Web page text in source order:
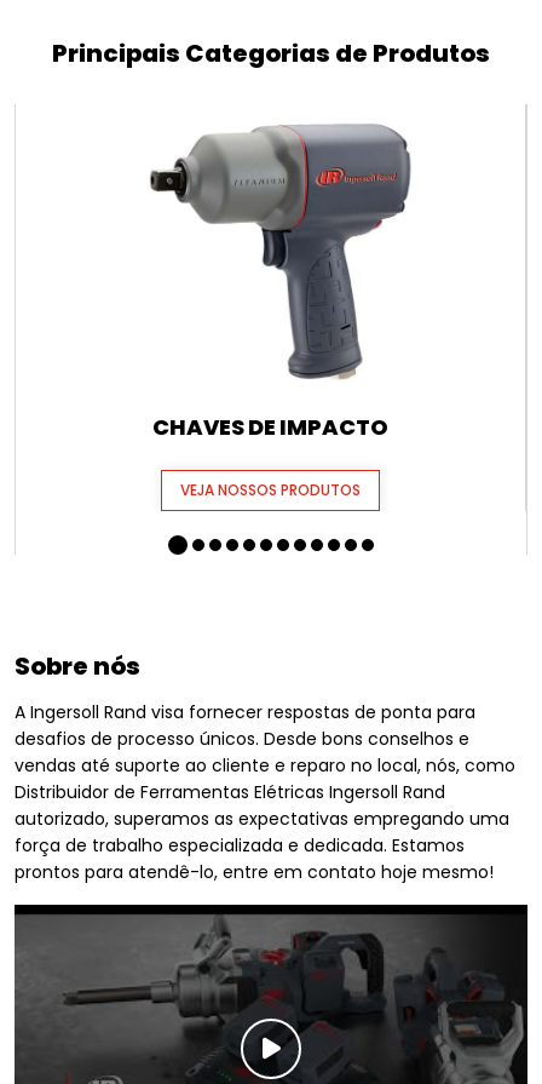
Principais Categorias de Produtos
CHAVES DE IMPACTO
VEJA NOSSOS PRODUTOS
Sobre nós
A Ingersoll Rand visa fornecer respostas de ponta para
desafios de processo únicos. Desde bons conselhos e
vendas até suporte ao cliente e reparo no local, nós, como
Distribuidor de Ferramentas Elétricas Ingersoll Rand
autorizado, superamos as expectativas empregando uma
força de trabalho especializada e dedicada. Estamos
prontos para atendê-lo, entre em contato hoje mesmo!